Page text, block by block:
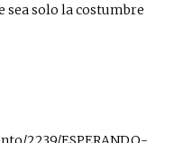
sea solo la costumbre